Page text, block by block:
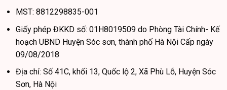
MST: 8812298835-001
Giấy phép ĐKKD số: 01H8019509 do Phòng Tài Chính- Kế
hoạch UBND Huyện Sóc sơn, thành phố Hà Nội Cấp ngày
09/08/2018
Địa chỉ: Số 41C, khối 13, Quốc lộ 2, Xã Phù Lỗ, Huyện Sóc
Sơn, Hà Nội